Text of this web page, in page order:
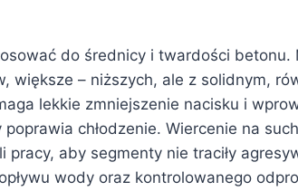
do średnicy i twardości betonu.
większe – niższych, ale z solidnym,
lekkie zmniejszenie nacisku i
chłodzenie. Wiercenie na
pracy, aby segmenty nie traciły
wody oraz kontrolowanego